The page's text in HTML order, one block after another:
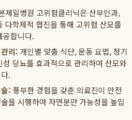
제일병원 고위험클리닉은 산부인과,
다학제적 협진을 통해 고위험 산모를
공합니다.
리: 개인별 맞춤 식단, 운동 요법, 정기
당뇨를 효과적으로 관리하여 산모와
.
: 풍부한 경험을 갖춘 의료진이 안전
을 시행하여 자연분만 가능성을 높입